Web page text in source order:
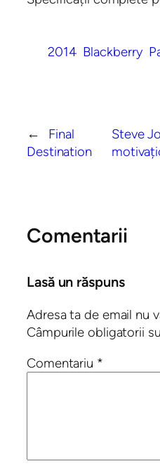
2014 Blackberry
←
Final
Destination
Steve
Comentarii
Lasă un răspuns
Adresa ta de email nu
Câmpurile obligatorii
Comentariu *